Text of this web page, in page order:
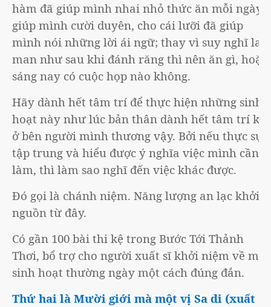
hàm đã giúp mình nhai nhỏ thức ăn mỗi ngày,
giúp mình cười duyên, cho cái lưỡi đã giúp
mình nói những lời ái ngữ; thay vì suy nghĩ lan
man như sau khi đánh răng thì nên ăn gì, hoặc
sáng nay có cuộc họp nào không.
Hãy dành hết tâm trí để thực hiện những sinh
hoạt này như lúc bản thân dành hết tâm trí khi
ở bên người mình thương vậy. Bởi nếu thực sự
tập trung và hiểu được ý nghĩa việc mình cần
làm, thì làm sao nghĩ đến việc khác được.
Đó gọi là chánh niệm. Năng lượng an lạc khởi
nguồn từ đây.
Có gần 100 bài thi kệ trong Bước Tới Thảnh
Thơi, bổ trợ cho người xuất sĩ khởi niệm về một
sinh hoạt thường ngày một cách đúng đắn.
Thứ hai là Mười giới mà một vị Sa di (xuất